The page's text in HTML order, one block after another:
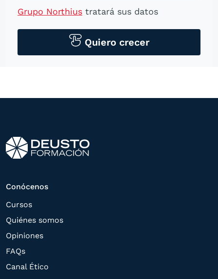
Grupo Northius tratará sus datos
tecnológicos, incluso aplicaciones de
mensajería instantánea, con el fin de
otros directamente relacionados con el
correspondiente. Compartiremos su
solicitud con las empresas que conforman
estas puedan hacerle llegar la mejor
oferta de productos y servicios de acuerdo
a su petición. Quedan reconocidos los
limitación, tal y como se explica en la
Política de Privacidad
Quiero crecer
Conócenos
Cursos
Quiénes somos
Opiniones
FAQs
Canal Ético